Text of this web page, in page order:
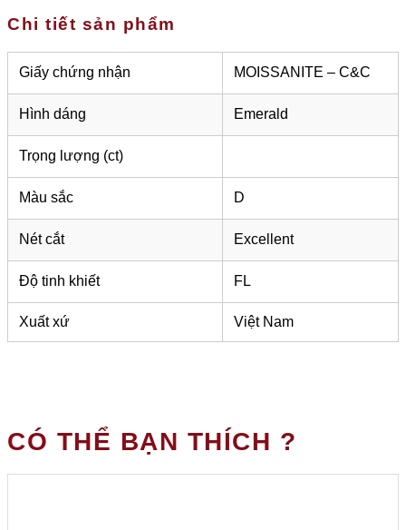
Chi tiết sản phẩm
Giấy chứng nhận MOISSANITE – C&C
Hình dáng Emerald
Trọng lượng (ct)
Màu sắc D
Nét cắt Excellent
Độ tinh khiết FL
Xuất xứ Việt Nam
CÓ THỂ BẠN THÍCH ?